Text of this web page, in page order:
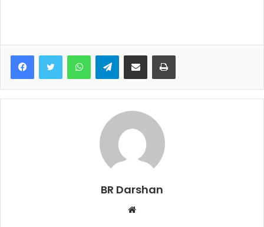
Telegram
BR Darshan